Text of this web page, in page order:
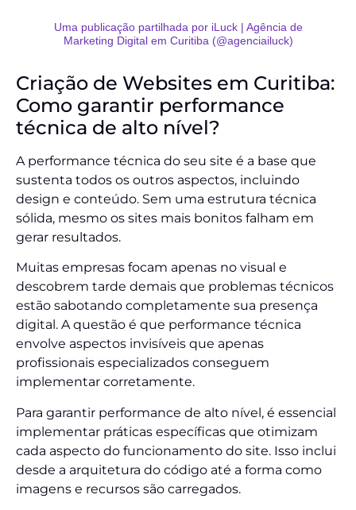
Uma publicação partilhada por iLuck | Agência de
Marketing Digital em Curitiba (@agenciailuck)
Criação de Websites em Curitiba:
Como garantir performance
técnica de alto nível?
A performance técnica do seu site é a base que
sustenta todos os outros aspectos, incluindo
design e conteúdo. Sem uma estrutura técnica
sólida, mesmo os sites mais bonitos falham em
gerar resultados.
Muitas empresas focam apenas no visual e
descobrem tarde demais que problemas técnicos
estão sabotando completamente sua presença
digital. A questão é que performance técnica
envolve aspectos invisíveis que apenas
profissionais especializados conseguem
implementar corretamente.
Para garantir performance de alto nível, é essencial
implementar práticas específicas que otimizam
cada aspecto do funcionamento do site. Isso inclui
desde a arquitetura do código até a forma como
imagens e recursos são carregados.